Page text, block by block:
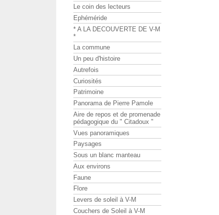
Le coin des lecteurs
Ephéméride
* A LA DECOUVERTE DE V-M
*
La commune
Un peu d'histoire
Autrefois
Curiosités
Patrimoine
Panorama de Pierre Pamole
Aire de repos et de promenade
pédagogique du " Citadoux "
Vues panoramiques
Paysages
Sous un blanc manteau
Aux environs
Faune
Flore
Levers de soleil à V-M
Couchers de Soleil à V-M